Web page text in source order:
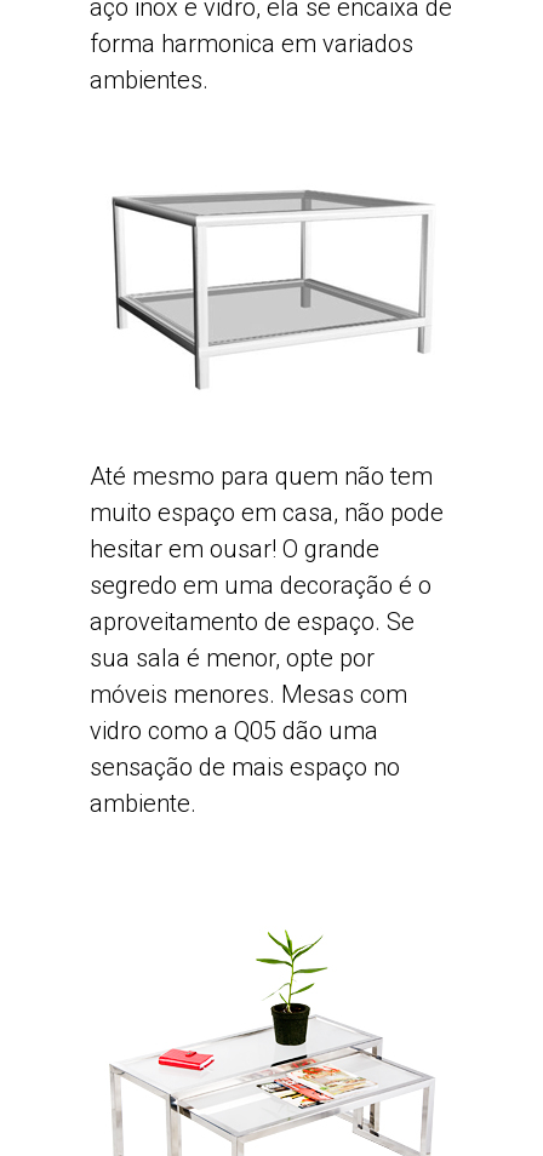
aço inox e vidro, ela se encaixa de
forma harmonica em variados
ambientes.
Até mesmo para quem não tem
muito espaço em casa, não pode
hesitar em ousar! O grande
segredo em uma decoração é o
aproveitamento de espaço. Se
sua sala é menor, opte por
móveis menores. Mesas com
vidro como a Q05 dão uma
sensação de mais espaço no
ambiente.